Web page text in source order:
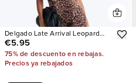
Delgado Late Arrival Leopard
Catsuit
€5.95
75% de descuento en rebajas.
Precios ya rebajados